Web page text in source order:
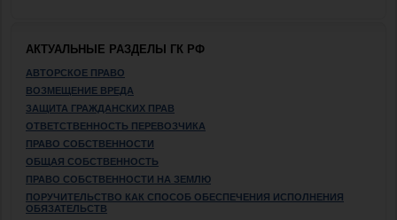
АКТУАЛЬНЫЕ РАЗДЕЛЫ ГК РФ
АВТОРСКОЕ ПРАВО
ВОЗМЕЩЕНИЕ ВРЕДА
ЗАЩИТА ГРАЖДАНСКИХ ПРАВ
ОТВЕТСТВЕННОСТЬ ПЕРЕВОЗЧИКА
ПРАВО СОБСТВЕННОСТИ
ОБЩАЯ СОБСТВЕННОСТЬ
ПРАВО СОБСТВЕННОСТИ НА ЗЕМЛЮ
ПОРУЧИТЕЛЬСТВО КАК СПОСОБ ОБЕСПЕЧЕНИЯ ИСПОЛНЕНИЯ
ОБЯЗАТЕЛЬСТВ